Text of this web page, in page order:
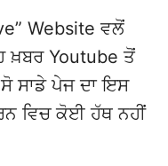
Website ਵਲੋਂ
ਖ਼ਬਰ Youtube ਤੋਂ
ਸੋ ਸਾਡੇ ਪੇਜ ਦਾ ਇਸ
ਵਿਚ ਕੋਈ ਹੱਥ ਨਹੀਂ